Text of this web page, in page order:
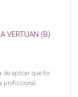
VERTUAN (B)
de aplicar que foi
profissional.